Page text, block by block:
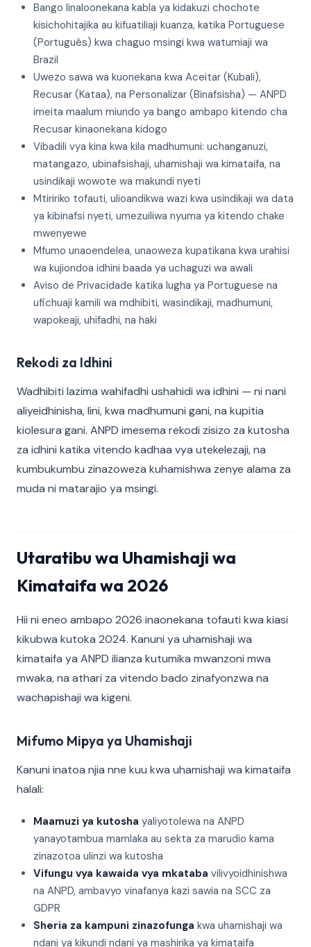
Bango linaloonekana kabla ya kidakuzi chochote
kisichohitajika au kifuatiliaji kuanza, katika Portuguese
(Português) kwa chaguo msingi kwa watumiaji wa
Brazil
Uwezo sawa wa kuonekana kwa Aceitar (Kubali),
Recusar (Kataa), na Personalizar (Binafsisha) — ANPD
imeita maalum miundo ya bango ambapo kitendo cha
Recusar kinaonekana kidogo
Vibadili vya kina kwa kila madhumuni: uchanganuzi,
matangazo, ubinafsishaji, uhamishaji wa kimataifa, na
usindikaji wowote wa makundi nyeti
Mtiririko tofauti, ulioandikwa wazi kwa usindikaji wa data
ya kibinafsi nyeti, umezuiliwa nyuma ya kitendo chake
mwenyewe
Mfumo unaoendelea, unaoweza kupatikana kwa urahisi
wa kujiondoa idhini baada ya uchaguzi wa awali
Aviso de Privacidade katika lugha ya Portuguese na
ufichuaji kamili wa mdhibiti, wasindikaji, madhumuni,
wapokeaji, uhifadhi, na haki
Rekodi za Idhini
Wadhibiti lazima wahifadhi ushahidi wa idhini — ni nani
aliyeidhinisha, lini, kwa madhumuni gani, na kupitia
kiolesura gani. ANPD imesema rekodi zisizo za kutosha
za idhini katika vitendo kadhaa vya utekelezaji, na
kumbukumbu zinazoweza kuhamishwa zenye alama za
muda ni matarajio ya msingi.
Utaratibu wa Uhamishaji wa
Kimataifa wa 2026
Hii ni eneo ambapo 2026 inaonekana tofauti kwa kiasi
kikubwa kutoka 2024. Kanuni ya uhamishaji wa
kimataifa ya ANPD ilianza kutumika mwanzoni mwa
mwaka, na athari za vitendo bado zinafyonzwa na
wachapishaji wa kigeni.
Mifumo Mipya ya Uhamishaji
Kanuni inatoa njia nne kuu kwa uhamishaji wa kimataifa
halali:
Maamuzi ya kutosha yaliyotolewa na ANPD
yanayotambua mamlaka au sekta za marudio kama
zinazotoa ulinzi wa kutosha
Vifungu vya kawaida vya mkataba vilivyoidhinishwa
na ANPD, ambavyo vinafanya kazi sawia na SCC za
GDPR
Sheria za kampuni zinazofunga kwa uhamishaji wa
ndani ya kikundi ndani ya mashirika ya kimataifa